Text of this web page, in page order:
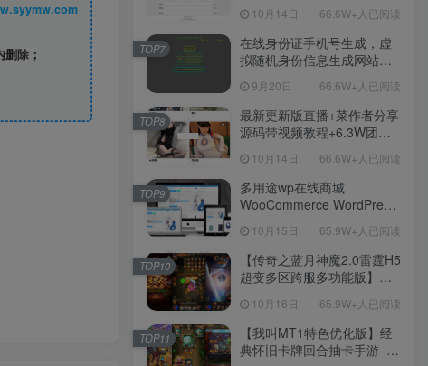
丨 www.syymw.com
除；
10月14日 66.6W+人已阅读
在线身份证手机号生成，虚
拟随机身份信息生成网站源
9月20日 66.6W+人已阅读
TOP7
最新更新版直播+菜作者分享
源码带视频教程+6.3W团购
【源码+教程】
10月14日 66.6W+人已阅读
TOP8
多用途wp在线商城
WooCommerce WordPress
10月15日 65.9W+人已阅读
TOP9
【传奇之蓝月神魔2.0雷霆H5
超变多区跨服多功能版】三
理单机一键即玩镜像端-打包
Linux服务端源码-视频架设
教程
10月16日 65.9W+人已阅读
TOP10
【我叫MT1特色优化版】经
典怀旧卡牌回合抽卡手游–打
TOP11